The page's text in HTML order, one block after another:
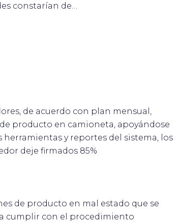
constarían de…
de acuerdo con plan mensual,
producto en camioneta, apoyándose
herramientas y reportes del sistema, los
deje firmados 85%
de producto en mal estado que se
cumplir con el procedimiento